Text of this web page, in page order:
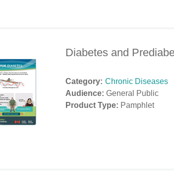
Diabetes and
Category: Chronic Diseases
Audience: General Public
Product Type: Pamphlet